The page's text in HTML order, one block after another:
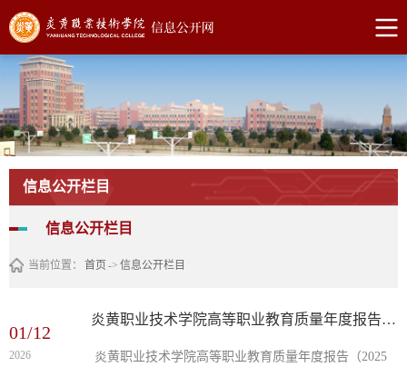
信息公开栏目
信息公开栏目
当前位置： 首页 -> 信息公开栏目
01/12
2026
炎黄职业技术学院高等职业教育质量年度报告（2025）
炎黄职业技术学院高等职业教育质量年度报告（2025